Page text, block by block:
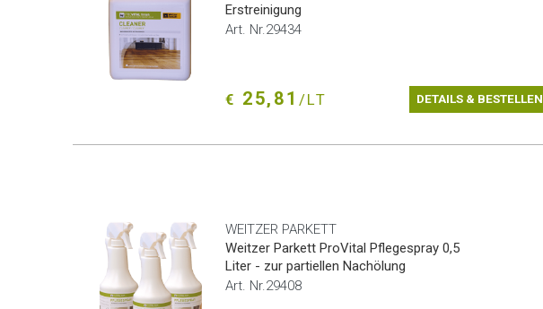
Erstreinigung
Art. Nr.29434
€ 25,81 /LT DETAILS & BESTELLEN
WEITZER PARKETT
Weitzer Parkett ProVital Pflegespray 0,5
Liter - zur partiellen Nachölung
Art. Nr.29408